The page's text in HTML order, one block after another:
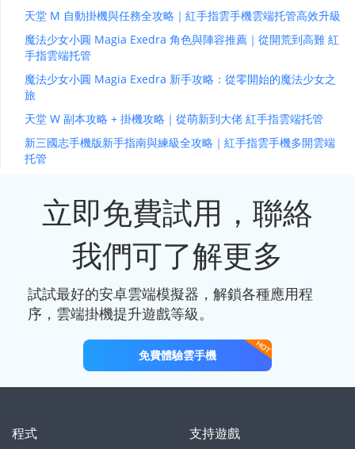
天堂 M 自動掛機與任務全攻略｜紅手指雲手機雲端托管高效升級
魔法少女小圓 Magia Exedra 角色與陣容推薦｜從開荒到高難 紅
手指雲端托管
魔法少女小圓 Magia Exedra 新手攻略：從零開始的魔法少女之
旅
天堂 W 副本攻略 + 掛機攻略｜從萌新到大佬 紅手指雲端托管
新三國志手機版新手指南與練級全攻略｜紅手指雲手機多開雲端
托管
立即免費試用，聯絡
我們可了解更多
試試最好的安卓雲端模擬器，解鎖各種應用程
序，雲端掛機提升遊戲等級。
免費體驗雲手機
程式 支持遊戲